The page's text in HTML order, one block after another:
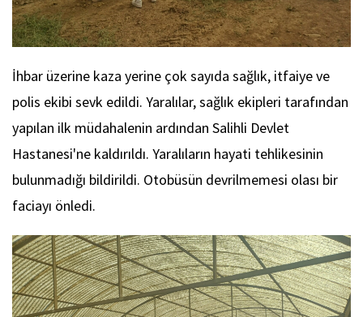
İhbar üzerine kaza yerine çok sayıda sağlık, itfaiye ve
polis ekibi sevk edildi. Yaralılar, sağlık ekipleri tarafından
yapılan ilk müdahalenin ardından Salihli Devlet
Hastanesi'ne kaldırıldı. Yaralıların hayati tehlikesinin
bulunmadığı bildirildi. Otobüsün devrilmemesi olası bir
faciayı önledi.